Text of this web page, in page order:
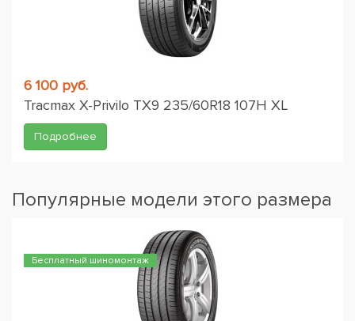
6 100 руб.
Tracmax X-Privilo TX9 235/60R18 107H XL
Подробнее
Популярные модели этого размера
Бесплатный шиномонтаж